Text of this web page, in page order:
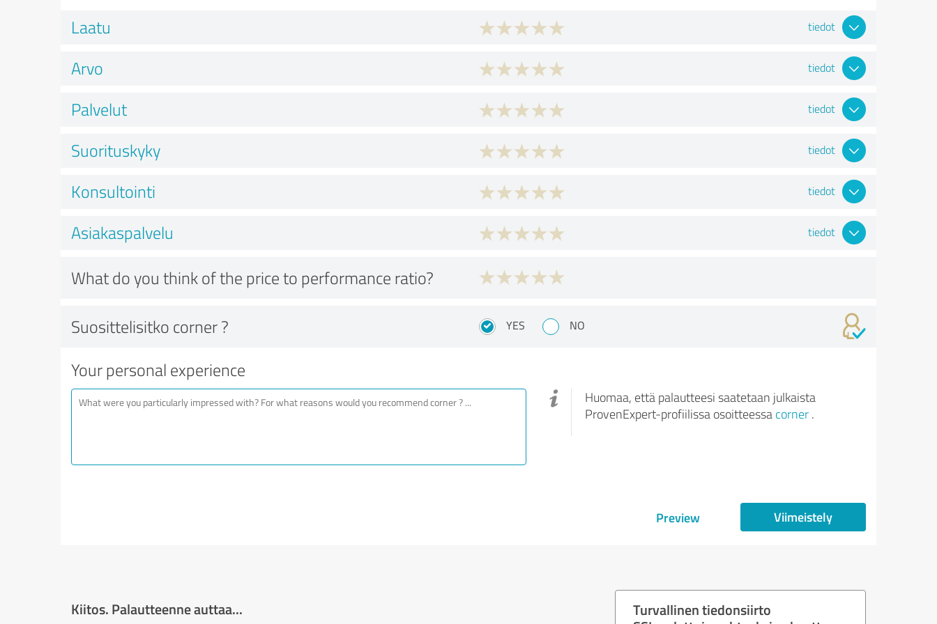
Laatu tiedot
Arvo tiedot
Palvelut tiedot
Suorituskyky tiedot
Konsultointi tiedot
Asiakaspalvelu tiedot
What do you think of the price to performance ratio?
Suosittelisitko corner ? YES NO
Your personal experience
Huomaa, että palautteesi saatetaan julkaista
ProvenExpert-profiilissa osoitteessa corner.
Preview Viimeistely
Kiitos. Palautteenne auttaa...
Turvallinen tiedonsiirto